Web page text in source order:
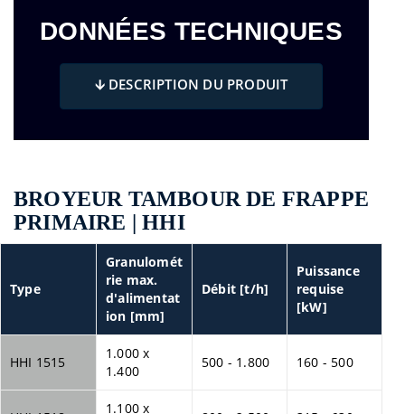
DONNÉES TECHNIQUES
🡫 DESCRIPTION DU PRODUIT
BROYEUR TAMBOUR DE FRAPPE
PRIMAIRE | HHI
Type
Granulomét
rie max.
d'alimentat
ion [mm]
Débit [t/h]
Puissance
requise
[kW]
HHI 1515
1.000 x
1.400
500 - 1.800 160 - 500
1.100 x